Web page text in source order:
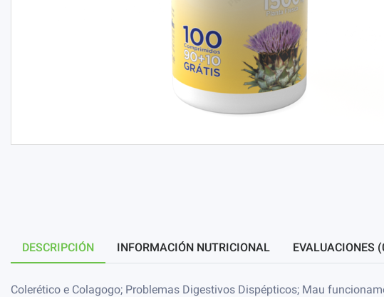
DESCRIPCIÓN INFORMACIÓN NUTRICIONAL EVALUACIONES
Colerético e Colagogo; Problemas Digestivos Dispépticos; Mau